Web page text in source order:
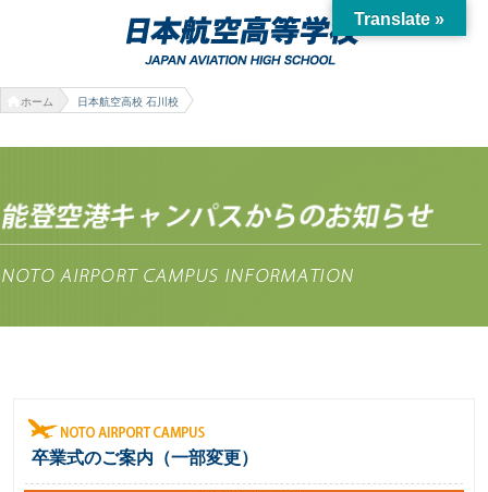
ホーム 日本航空高校 石川校
卒業式のご案内（一部変更）
Translate »